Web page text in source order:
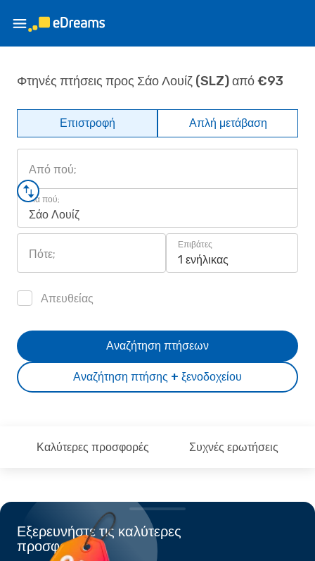
Φτηνές πτήσεις προς Σάο Λουίζ (SLZ) από €93
Επιστροφή Απλή μετάβαση
Από πού;
Για πού;
Σάο Λουίζ
Πότε;
Επιβάτες
1 ενήλικας
Απευθείας
Αναζήτηση πτήσης + ξενοδοχείου
Αναζήτηση πτήσεων
Καλύτερες προσφορές Συχνές ερωτήσεις
Εξερευνήστε τις καλύτερες
προσφορές